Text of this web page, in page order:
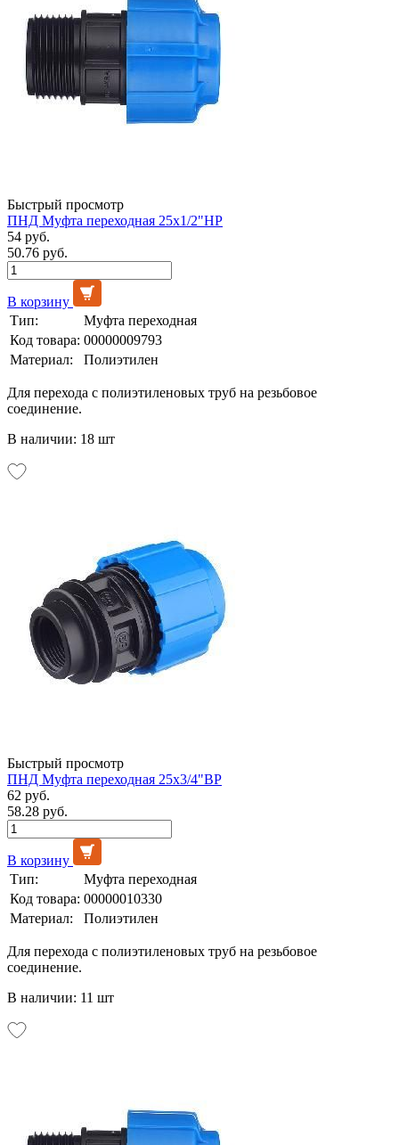
Быстрый просмотр
ПНД Муфта переходная 25х1/2"НР
54 руб.
50.76 руб.
В корзину
Тип:
Муфта переходная
Код товара: 00000009793
Материал:
Полиэтилен
Для перехода с полиэтиленовых труб на резьбовое
соединение.
В наличии: 18 шт
Быстрый просмотр
ПНД Муфта переходная 25х3/4"ВР
62 руб.
58.28 руб.
В корзину
Тип:
Муфта переходная
Код товара: 00000010330
Материал:
Полиэтилен
Для перехода с полиэтиленовых труб на резьбовое
соединение.
В наличии: 11 шт